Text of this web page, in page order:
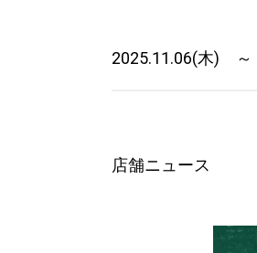
2025.11.06(木)
店舗ニュース